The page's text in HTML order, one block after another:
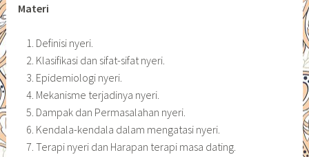
Materi
Definisi nyeri.
Klasifikasi dan sifat-sifat nyeri.
Epidemiologi nyeri.
Mekanisme terjadinya nyeri.
Dampak dan Permasalahan nyeri.
Kendala-kendala dalam mengatasi nyeri.
Terapi nyeri dan Harapan terapi masa dating.